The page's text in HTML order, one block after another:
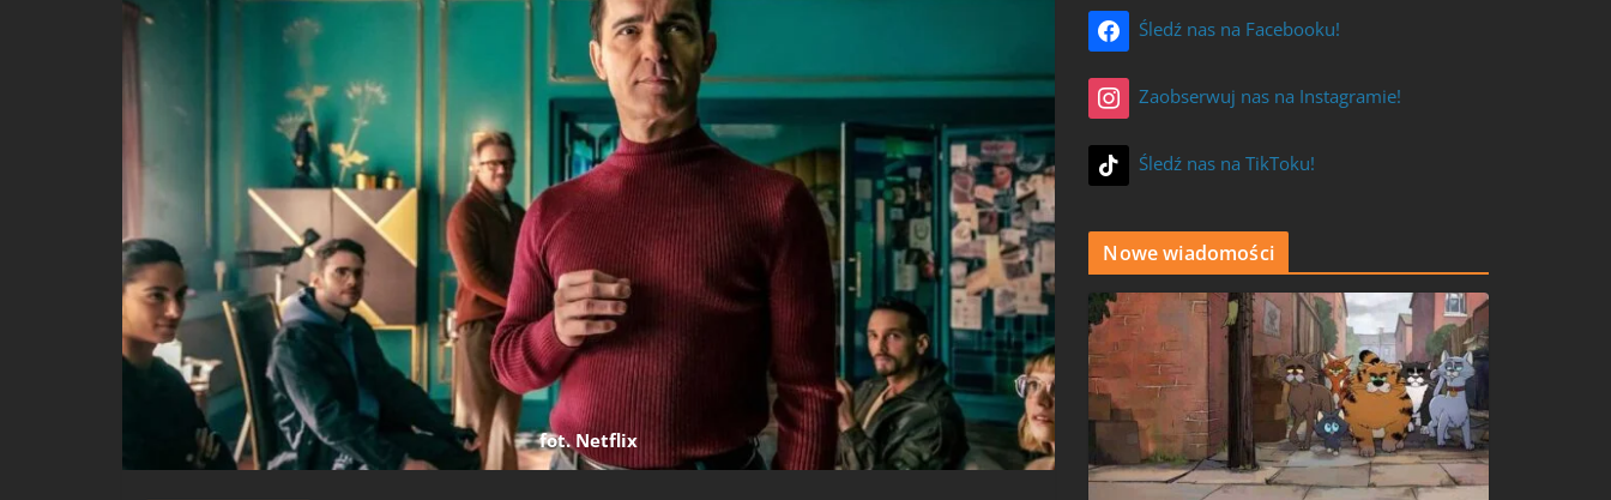
fot. Netflix
Śledź nas na Facebooku!
Zaobserwuj nas na Instagramie!
Śledź nas na TikToku!
Nowe wiadomości